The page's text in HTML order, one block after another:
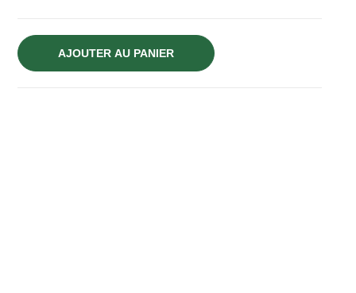
AJOUTER AU PANIER